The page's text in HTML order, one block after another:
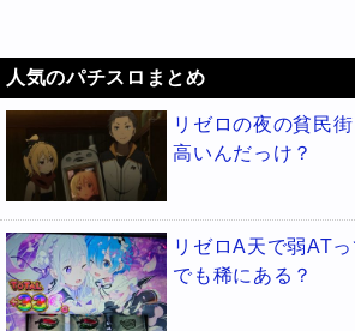
人気のパチスロまとめ
リゼロの夜の貧民
高いんだっけ？
リゼロA天で弱AT
でも稀にある？